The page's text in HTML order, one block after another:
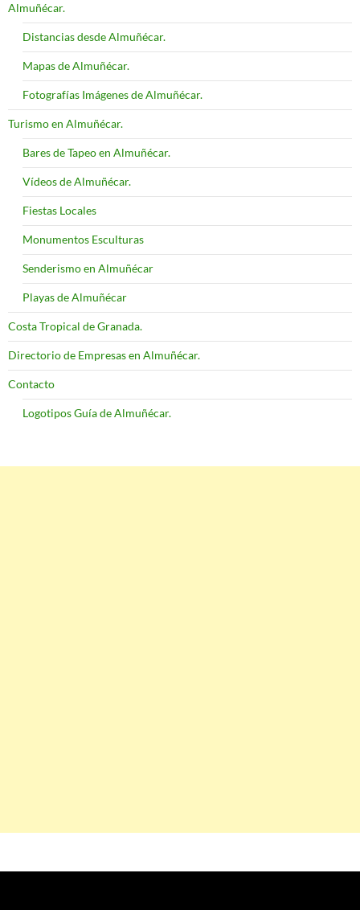
Almuñécar.
Distancias desde Almuñécar.
Mapas de Almuñécar.
Fotografías Imágenes de Almuñécar.
Turismo en Almuñécar.
Bares de Tapeo en Almuñécar.
Vídeos de Almuñécar.
Fiestas Locales
Monumentos Esculturas
Senderismo en Almuñécar
Playas de Almuñécar
Costa Tropical de Granada.
Directorio de Empresas en Almuñécar.
Contacto
Logotipos Guía de Almuñécar.